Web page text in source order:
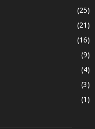
(25)
(21)
(16)
(9)
(4)
(3)
(1)